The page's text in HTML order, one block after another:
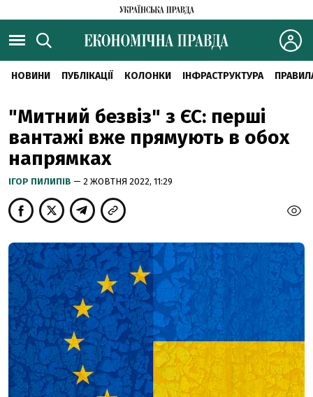
НОВИНИ ПУБЛІКАЦІЇ КОЛОНКИ ІНФРАСТРУКТУРА
"Митний безвіз" з ЄС: перші
вантажі вже прямують в обох
напрямках
ІГОР ПИЛИПІВ — 2 ЖОВТНЯ 2022, 11:29